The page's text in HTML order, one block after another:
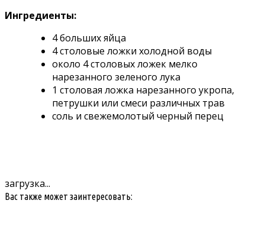
Ингредиенты:
4 больших яйца
4 столовые ложки холодной воды
около 4 столовых ложек мелко
нарезанного зеленого лука
1 столовая ложка нарезанного укропа,
петрушки или смеси различных трав
соль и свежемолотый черный перец
загрузка...
Вас также может заинтересовать: